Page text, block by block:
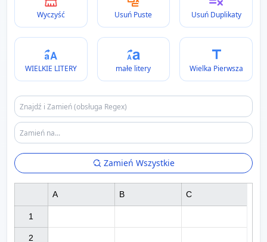
Wyczyść Usuń Puste Usuń Duplikaty
WIELKIE LITERY małe litery Wielka Pierwsza
Zamień Wszystkie
1
2
A B C